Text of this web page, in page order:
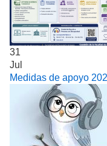
31
Jul
Medidas de apoyo